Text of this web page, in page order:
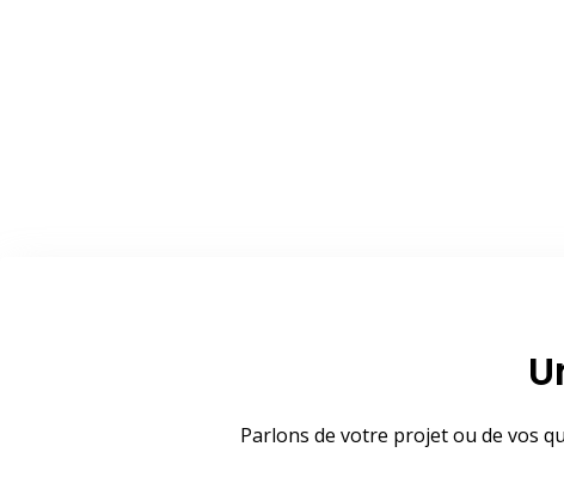
Parlons de votre projet ou de vos